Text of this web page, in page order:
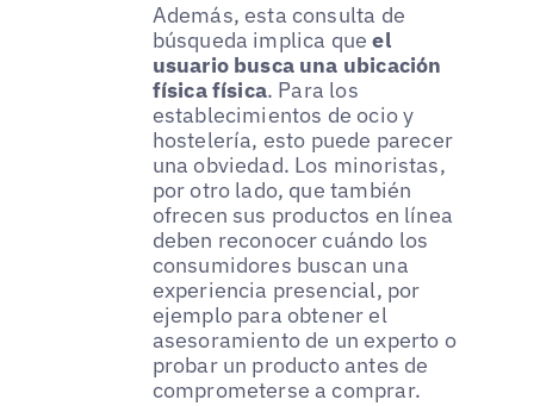
Además, esta consulta de
búsqueda implica queel
usuario busca una ubicación
física física. Para los
establecimientos de ocio y
hostelería, esto puede parecer
una obviedad. Los minoristas,
por otro lado, que también
ofrecen sus productos en línea
deben reconocer cuándo los
consumidores buscan una
experiencia presencial, por
ejemplo para obtener el
asesoramiento de un experto o
probar un producto antes de
comprometerse a comprar.